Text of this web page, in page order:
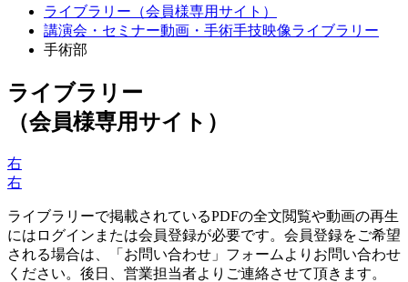
ライブラリー（会員様専用サイト）
講演会・セミナー動画・手術手技映像ライブラリー
手術部
ライブラリー
（会員様専用サイト）
右
右
ライブラリーで掲載されているPDFの全文閲覧や動画の再生
にはログインまたは会員登録が必要です。会員登録をご希望
される場合は、「お問い合わせ」フォームよりお問い合わせ
ください。後日、営業担当者よりご連絡させて頂きます。